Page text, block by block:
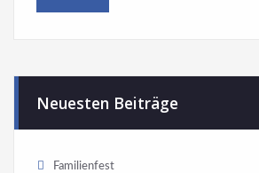
Neuesten Beiträge
Familienfest